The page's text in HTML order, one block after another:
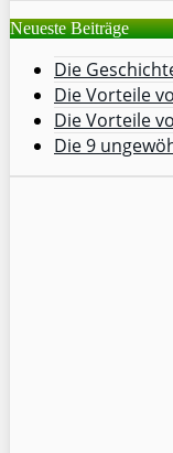
Neueste Beiträge
Die
Die Vorteile
Die Vorteile
Die 9